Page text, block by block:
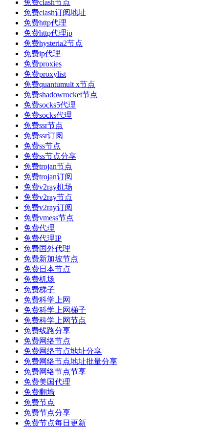
免费clash节点
免费clash订阅地址
免费http代理
免费http代理ip
免费hysteria2节点
免费ip代理
免费proxies
免费proxylist
免费quantumult x节点
免费shadowrocket节点
免费socks5代理
免费socks代理
免费ssr节点
免费ssr订阅
免费ss节点
免费ss节点分享
免费trojan节点
免费trojan订阅
免费v2ray机场
免费v2ray节点
免费v2ray订阅
免费vmess节点
免费代理
免费代理IP
免费国外代理
免费新加坡节点
免费日本节点
免费机场
免费梯子
免费科学上网
免费科学上网梯子
免费科学上网节点
免费线路分享
免费网络节点
免费网络节点地址分享
免费网络节点地址批量分享
免费网络节点节享
免费美国代理
免费翻墙
免费节点
免费节点分享
免费节点每日更新